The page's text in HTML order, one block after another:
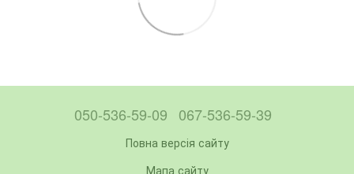
050-536-59-09 067-536-59-39
Повна версія сайту
Мапа сайту